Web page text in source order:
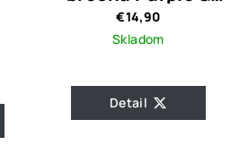
Pearl
€14,90
Skladom
Detail